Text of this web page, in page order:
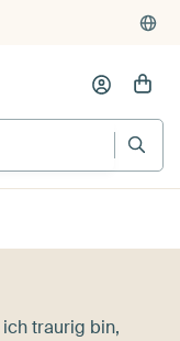
traurig bin,